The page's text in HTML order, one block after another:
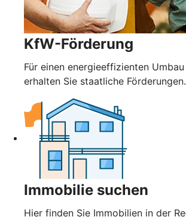
KfW-Förderung
Für einen energieeffizienten
erhalten Sie staatliche Förderungen.
Immobilie suchen
Hier finden Sie Immobilien in der